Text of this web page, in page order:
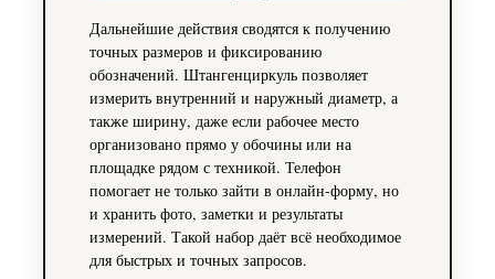
Дальнейшие действия сводятся к получению
точных размеров и фиксированию
обозначений. Штангенциркуль позволяет
измерить внутренний и наружный диаметр, а
также ширину, даже если рабочее место
организовано прямо у обочины или на
площадке рядом с техникой. Телефон
помогает не только зайти в онлайн‑форму, но
и хранить фото, заметки и результаты
измерений. Такой набор даёт всё необходимое
для быстрых и точных запросов.